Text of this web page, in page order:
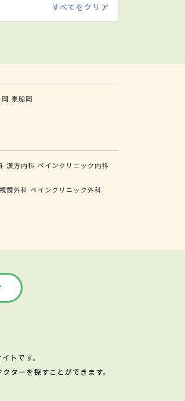
すべてをクリア
岡 東船岡
漢方内科 ペインクリニック内科
鏡外科 ペインクリニック外科
トです。
ターを探すことができます。